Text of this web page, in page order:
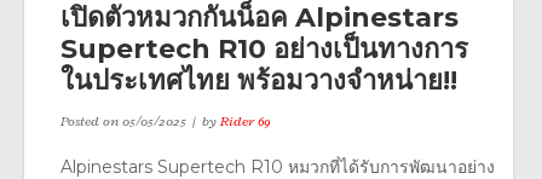
เปิดตัวหมวกกันน็อค Alpinestars
Supertech R10 อย่างเป็นทางการ
ในประเทศไทย พร้อมวางจำหน่าย!!
Posted on05/05/2025 byRider 69
Alpinestars Supertech R10 หมวกที่ได้รับการพัฒนาอย่าง